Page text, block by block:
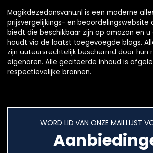
Magikdezedansvanu.nl is een moderne
prijsvergelijkings- en beoordelingswebsite
biedt die beschikbaar zijn op amazon en
houdt via de laatst toegevoegde blogs.
zijn auteursrechtelijk beschermd door hun
eigenaren. Alle geciteerde inhoud is
respectievelijke bronnen.
WORD LID VAN ONZE MAILLIJST